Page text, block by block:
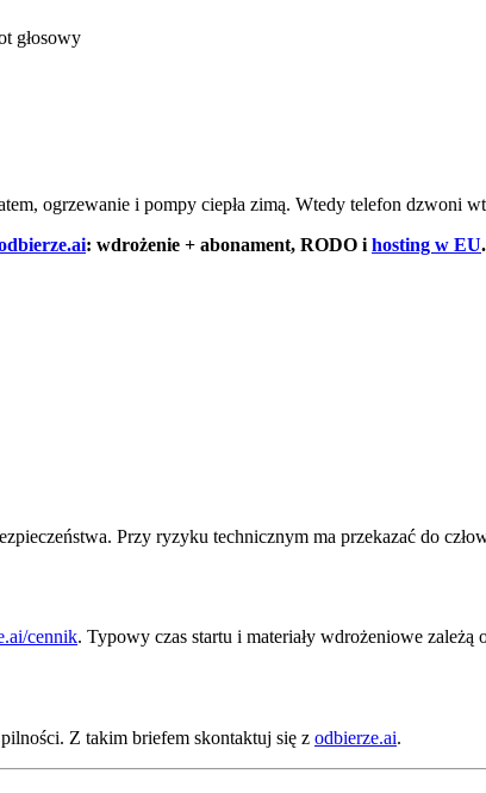
głosowy
ogrzewanie i pompy ciepła zimą. Wtedy telefon dzwoni
: wdrożenie + abonament, RODO i hosting w EU.
Przy ryzyku technicznym ma przekazać do
cennik. Typowy czas startu i materiały wdrożeniowe
Z takim briefem skontaktuj się z odbierze.ai.